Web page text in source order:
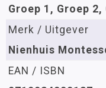
Groep 1, Groep
Merk / Uitgever
Nienhuis
EAN / ISBN